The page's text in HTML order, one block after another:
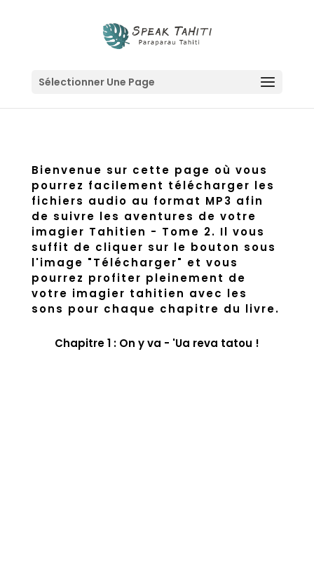
Sélectionner Une Page
Bienvenue sur cette page où vous
pourrez facilement télécharger les
fichiers audio au format MP3 afin
de suivre les aventures de votre
imagier Tahitien - Tome 2. Il vous
suffit de cliquer sur le bouton sous
l'image "Télécharger" et vous
pourrez profiter pleinement de
votre imagier tahitien avec les
sons pour chaque chapitre du livre.
Chapitre 1 : On y va - 'Ua reva tatou !